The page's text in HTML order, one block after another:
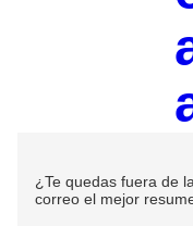
¿Te quedas fuera de
correo el mejor